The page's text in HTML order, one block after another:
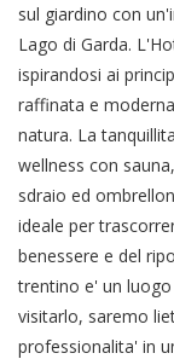
sul giardino con
Lago di Garda.
ispirandosi ai
raffinata e
natura. La
wellness con
sdraio ed
ideale per
benessere e del
trentino e' un
visitarlo, saremo
professionalita' in